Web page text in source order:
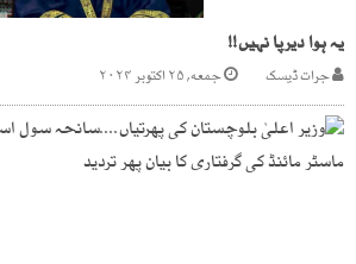
یہ ہوا دیرپا نہیں!!
جرات ڈیسک جمعه, ۲۵ اکتوبر ۲۰۲۴